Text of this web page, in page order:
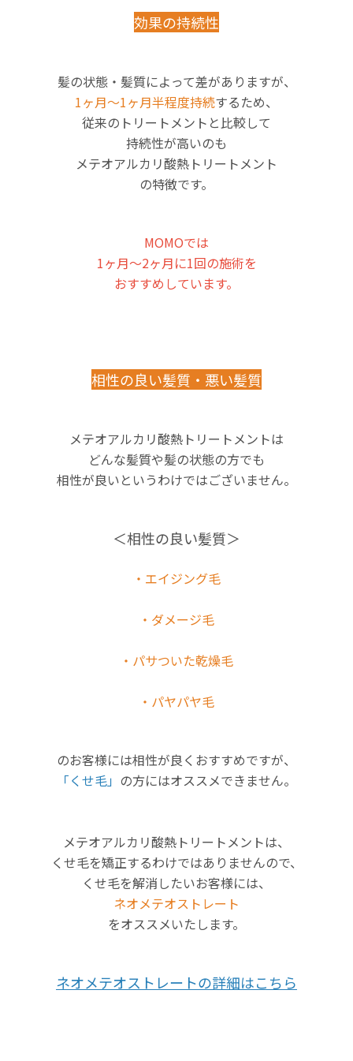
効果の持続性
髪の状態・髪質によって差がありますが、
1ヶ月〜1ヶ月半程度持続するため、
従来のトリートメントと比較して
持続性が高いのも
メテオアルカリ酸熱トリートメント
の特徴です。
MOMOでは
1ヶ月〜2ヶ月に1回の施術を
おすすめしています。
相性の良い髪質・悪い髪質
メテオアルカリ酸熱トリートメントは
どんな髪質や髪の状態の方でも
相性が良いというわけではございません。
＜相性の良い髪質＞
・エイジング毛
・ダメージ毛
・パサついた乾燥毛
・パヤパヤ毛
のお客様には相性が良くおすすめですが、
「くせ毛」 の方にはオススメできません。
メテオアルカリ酸熱トリートメントは、
くせ毛を矯正するわけではありませんので、
くせ毛を解消したいお客様には、
ネオメテオストレート
をオススメいたします。
ネオメテオストレートの詳細はこちら